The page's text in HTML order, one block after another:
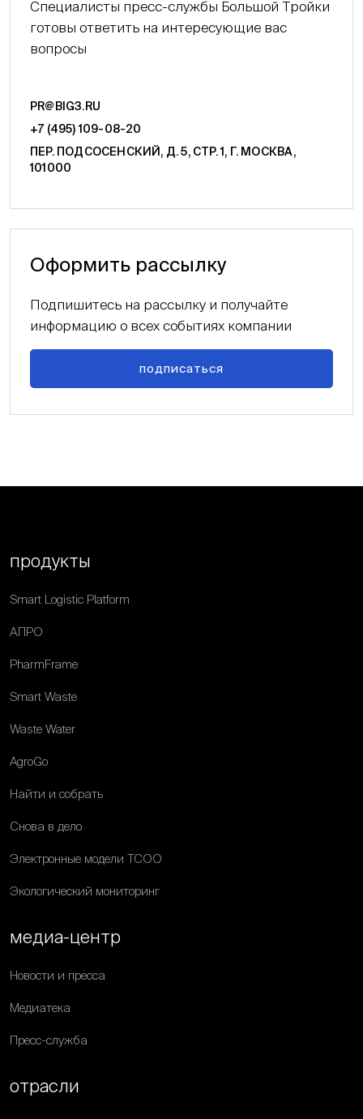
Специалисты пресс-службы Большой Тройки
готовы ответить на интересующие вас
вопросы
PR@BIG3.RU
+7 (495) 109-08-20
ПЕР. ПОДСОСЕНСКИЙ, Д. 5, СТР. 1, Г. МОСКВА,
101000
Оформить рассылку
Подпишитесь на рассылку и получайте
информацию о всех событиях компании
подписаться
продукты
Smart Logistic Platform
АПРО
PharmFrame
Smart Waste
Waste Water
AgroGo
Найти и собрать
Снова в дело
Электронные модели ТСОО
Экологический мониторинг
медиа-центр
Новости и пресса
Медиатека
Пресс-служба
отрасли